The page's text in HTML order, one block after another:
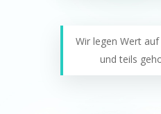
Wir legen Wert
und teils